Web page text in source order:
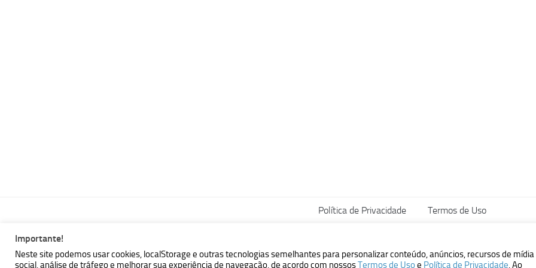
Política de Privacidade Termos de Uso
MBallem | Programando com Java © 2026. Todos Direitos Reservados.
Powered by - Designed with theHueman theme
Importante!
Neste site podemos usar cookies, localStorage e outras tecnologias semelhantes para personalizar conteúdo, anúncios, recursos de mídia
social, análise de tráfego e melhorar sua experiência de navegação, de acordo com nossosTermos de Usoe Política de Privacidade. Ao